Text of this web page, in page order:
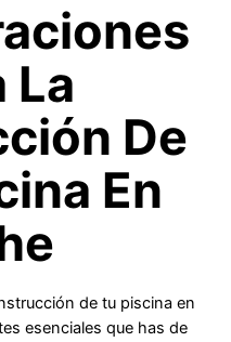
La
De
En
de tu piscina en
esenciales que has de